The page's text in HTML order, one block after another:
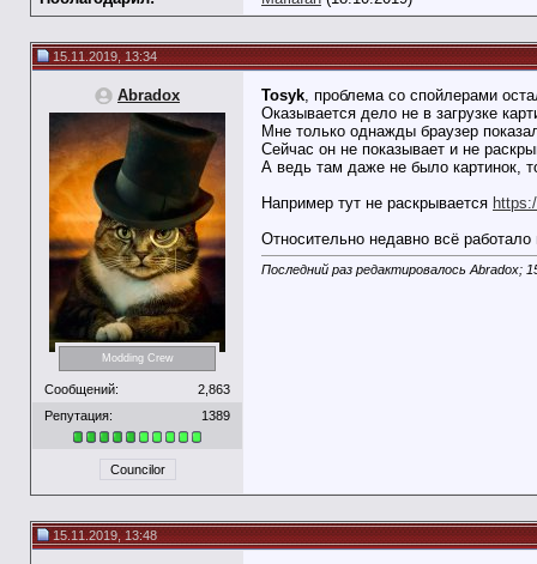
15.11.2019, 13:34
Abradox
Modding Crew
Сообщений:
2,863
Репутация:
1389
Councilor
Tosyk, проблема со спойлерами
Оказывается дело не в загрузке
Мне только однажды браузер
Сейчас он не показывает и не
А ведь там даже не было картинок,
Например тут не раскрывается
Относительно недавно всё
Последний раз редактировалось Abradox;
15.11.2019, 13:48